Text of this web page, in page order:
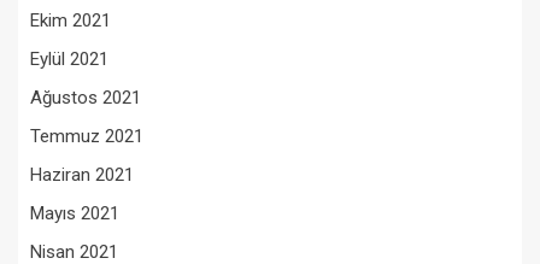
Ekim 2021
Eylül 2021
Ağustos 2021
Temmuz 2021
Haziran 2021
Mayıs 2021
Nisan 2021